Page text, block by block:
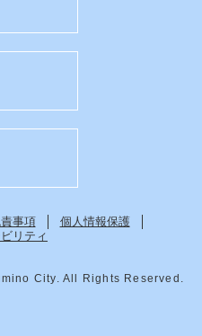
事項
個人情報保護
リティ
City. All Rights Reserved.